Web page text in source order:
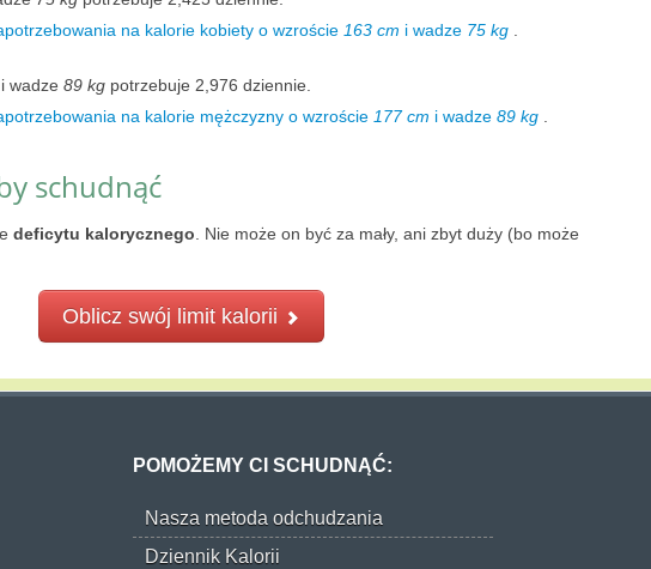
na kalorie kobiety o wzroście 163 cm i wadze 75 kg .
i wadze 89 kg potrzebuje 2,976 dziennie.
na kalorie mężczyzny o wzroście 177 cm i wadze 89 kg .
schudnąć
deficytu kalorycznego. Nie może on być za mały, ani zbyt duży (bo może
Oblicz swój limit kalorii
POMOŻEMY CI SCHUDNĄĆ:
Nasza metoda odchudzania
Dziennik Kalorii